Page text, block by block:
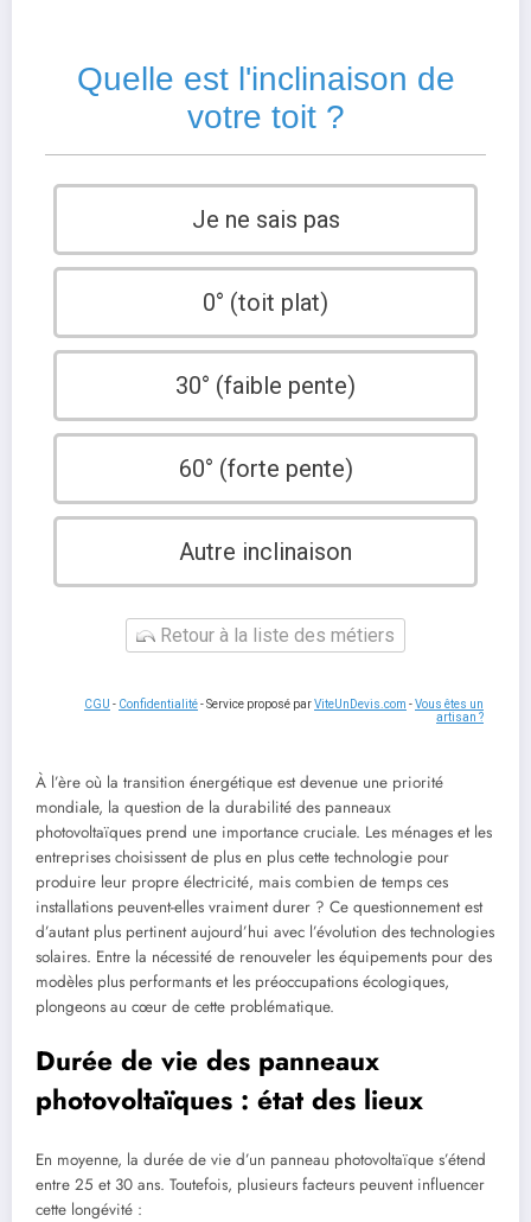
Quelle est l'inclinaison de
votre toit ?
Je ne sais pas
0° (toit plat)
30° (faible pente)
60° (forte pente)
Autre inclinaison
Retour à la liste des métiers
CGU - Confidentialité- Service proposé parViteUnDevis.com -Vous êtes un
artisan ?
À l’ère où la transition énergétique est devenue une priorité
mondiale, la question de la durabilité des panneaux
photovoltaïques prend une importance cruciale. Les ménages et les
entreprises choisissent de plus en plus cette technologie pour
produire leur propre électricité, mais combien de temps ces
installations peuvent-elles vraiment durer ? Ce questionnement est
d’autant plus pertinent aujourd’hui avec l’évolution des technologies
solaires. Entre la nécessité de renouveler les équipements pour des
modèles plus performants et les préoccupations écologiques,
plongeons au cœur de cette problématique.
Durée de vie des panneaux
photovoltaïques : état des lieux
En moyenne, la durée de vie d’un panneau photovoltaïque s’étend
entre 25 et 30 ans. Toutefois, plusieurs facteurs peuvent influencer
cette longévité :